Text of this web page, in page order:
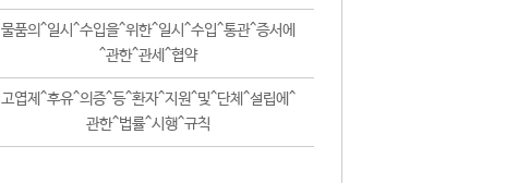
물품의^일시^수입을^위한^일시^수입^통관^증서에
^관한^관세^협약
고엽제^후유^의증^등^환자^지원^및^단체^설립에^
관한^법률^시행^규칙